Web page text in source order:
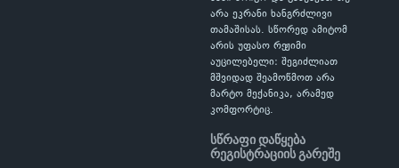
არა ეკრანი ხანგრძლივი
თამაშისას. სწორედ ამიტომ
არის უფასო რეჟიმი
აუცილებელი: შეგიძლიათ
მშვიდად შეამოწმოთ არა
მარტო მექანიკა, არამედ
კომფორტიც.
სწრაფი დაწყება
რეგისტრაციის გარეშე